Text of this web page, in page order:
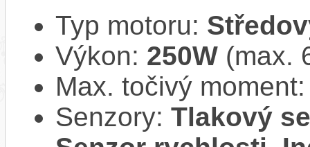
Typ motoru:
Výkon: 250W (max.
Max. točivý
Senzory: Tlakový